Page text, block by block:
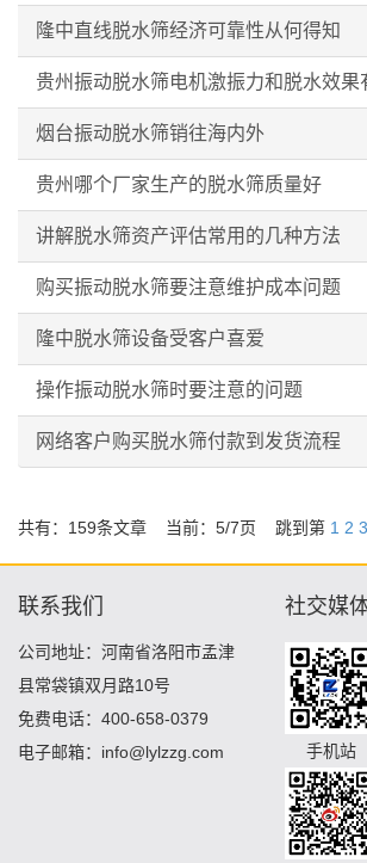
隆中直线脱水筛经济可靠性从何得知
贵州振动脱水筛电机激振力和脱水效果
烟台振动脱水筛销往海内外
贵州哪个厂家生产的脱水筛质量好
讲解脱水筛资产评估常用的几种方法
购买振动脱水筛要注意维护成本问题
隆中脱水筛设备受客户喜爱
操作振动脱水筛时要注意的问题
网络客户购买脱水筛付款到发货流程
共有：159条文章 当前： 5/7页 跳到第 1 2 3
联系我们
公司地址：河南省洛阳市孟津
县常袋镇双月路10号
免费电话：400-658-0379
电子邮箱：info@lylzzg.com
社交媒
手机站